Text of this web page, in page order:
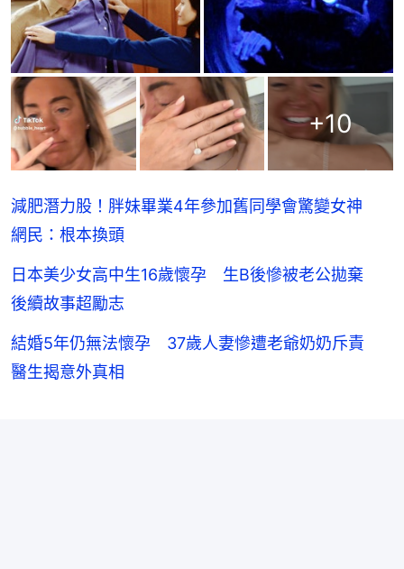
+10
減肥潛力股！胖妹畢業4年參加舊同學會驚變女神
網民：根本換頭
日本美少女高中生16歲懷孕 生B後慘被老公拋棄
後續故事超勵志
結婚5年仍無法懷孕 37歲人妻慘遭老爺奶奶斥責
醫生揭意外真相